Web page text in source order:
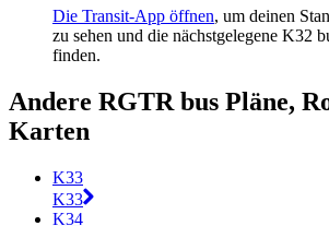
Die Transit-App öffnen, um deinen
zu sehen und die nächstgelegene K32
finden.
Andere RGTR bus Pläne,
Karten
K33
K33
K34